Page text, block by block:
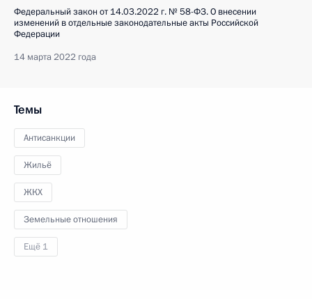
Федеральный закон от 14.03.2022 г. № 58-ФЗ. О внесении
изменений в отдельные законодательные акты Российской
Федерации
14 марта 2022 года
Темы
Антисанкции
Жильё
ЖКХ
Земельные отношения
Ещё 1